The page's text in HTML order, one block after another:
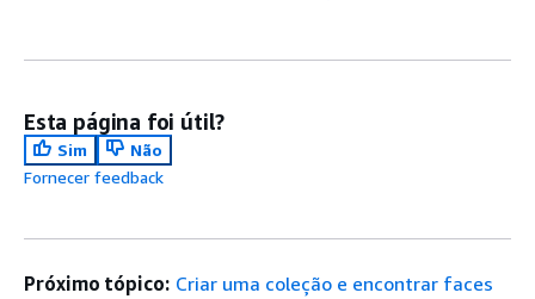
Esta página foi útil?
Sim
Não
Fornecer feedback
Próximo tópico: Criar uma coleção e encontrar faces